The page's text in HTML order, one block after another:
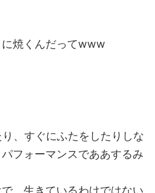
焼くんだってwww
、すぐにふたをしたりしな
フォーマンスでああするみ
、生きているわけではない